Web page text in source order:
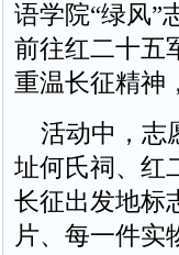
语学院“绿风”
前往红二十
重温长征精神
活动中，志
址何氏祠、红
长征出发地标
片、每一件实